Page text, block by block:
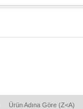
Ürün Adına Göre (Z<A)